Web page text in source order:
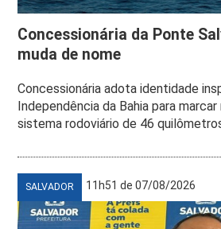
Concessionária da Ponte
muda de nome
Concessionária adota identidade
Independência da Bahia para
sistema rodoviário de 46
SALVADOR 11h51 de 07/08/2026